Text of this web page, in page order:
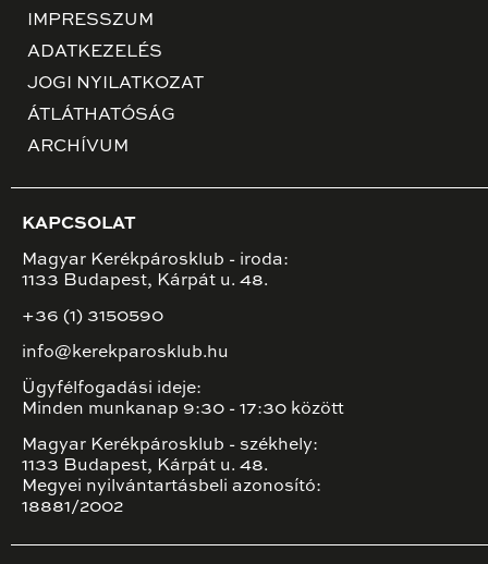
IMPRESSZUM
ADATKEZELÉS
JOGI NYILATKOZAT
ÁTLÁTHATÓSÁG
ARCHÍVUM
KAPCSOLAT
Magyar Kerékpárosklub - iroda:
1133 Budapest, Kárpát u. 48.
+36 (1) 3150590
info@kerekparosklub.hu
Ügyfélfogadási ideje:
Minden munkanap 9:30 - 17:30 között
Magyar Kerékpárosklub - székhely:
1133 Budapest, Kárpát u. 48.
Megyei nyilvántartásbeli azonosító:
18881/2002